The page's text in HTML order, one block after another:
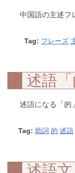
中国語の主述フ
Tag: フレーズ
述語「
述語になる「的
Tag: 助詞 的 述語